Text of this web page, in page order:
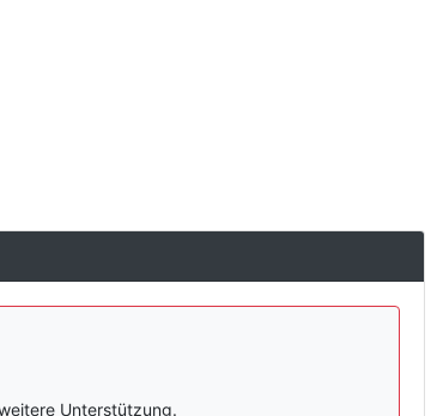
Unterstützung.